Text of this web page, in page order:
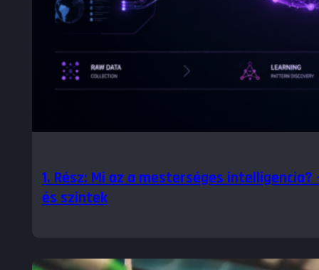
1. Rész: Mi az a mesterséges intelligencia?
és szintek